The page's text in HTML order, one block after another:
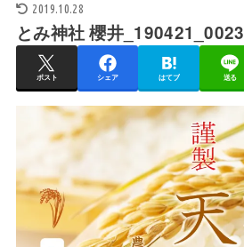
2019.10.28
とみ神社 櫻井_190421_0023
ポスト シェア はてブ 送る